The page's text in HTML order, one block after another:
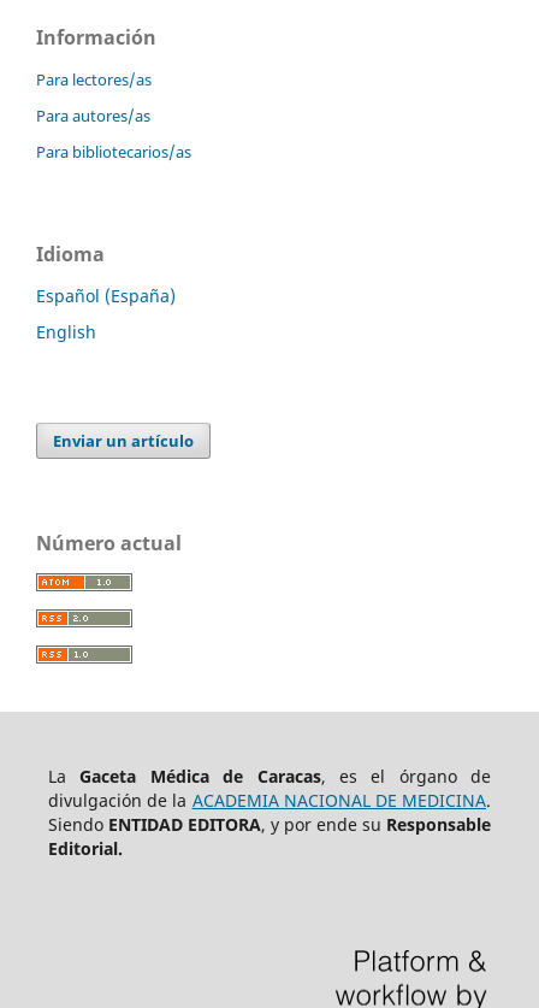
Información
Para lectores/as
Para autores/as
Para bibliotecarios/as
Idioma
Español (España)
English
Enviar un artículo
Número actual
LaGaceta Médica de Caracas, es el órgano de
divulgación de la ACADEMIA NACIONAL DE MEDICINA.
Siendo ENTIDAD EDITORA, y por ende su Responsable
Editorial.